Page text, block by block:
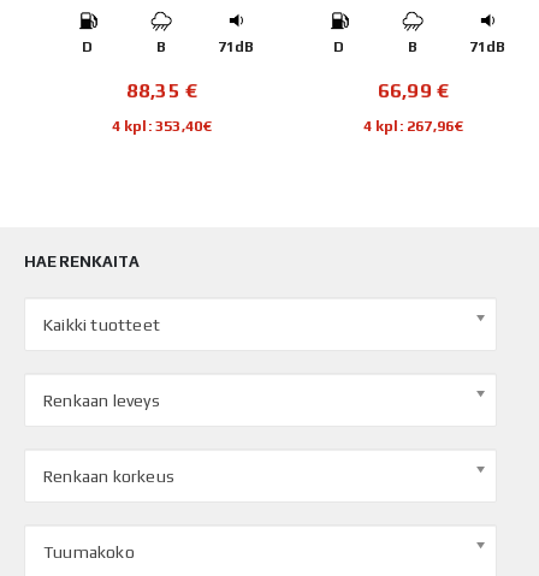
D B 71dB
88,35 €
4 kpl: 353,40€
D B 71dB
66,99 €
4 kpl: 267,96€
HAE RENKAITA
Kaikki tuotteet
Renkaan leveys
Renkaan korkeus
Tuumakoko